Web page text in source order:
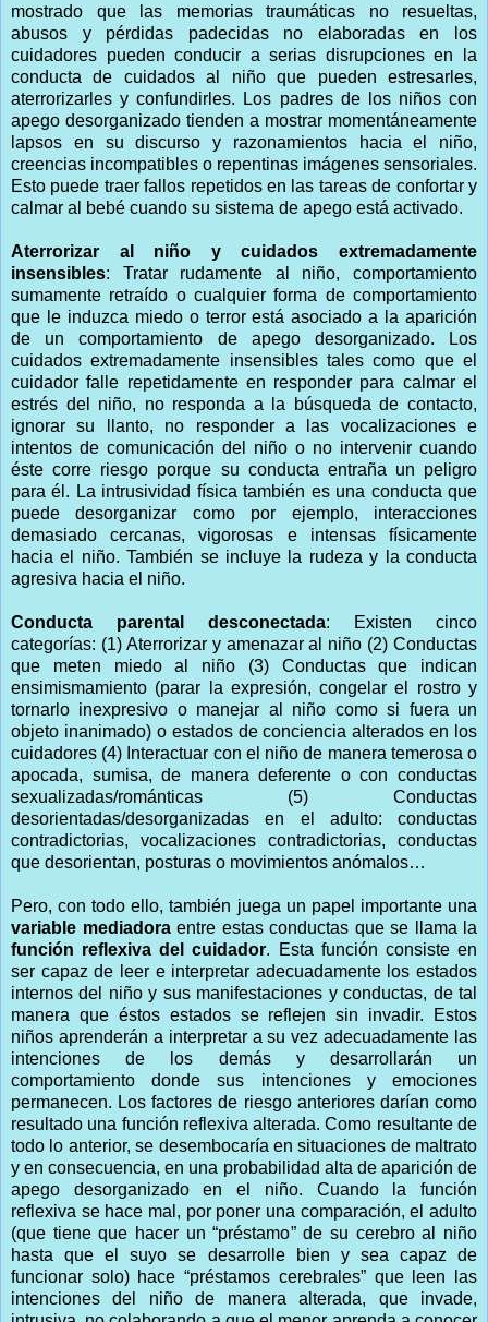
mostrado que las memorias traumáticas no resueltas,
abusos y pérdidas padecidas no elaboradas en los
cuidadores pueden conducir a serias disrupciones en la
conducta de cuidados al niño que pueden estresarles,
aterrorizarles y confundirles. Los padres de los niños con
apego desorganizado tienden a mostrar momentáneamente
lapsos en su discurso y razonamientos hacia el niño,
creencias incompatibles o repentinas imágenes sensoriales.
Esto puede traer fallos repetidos en las tareas de confortar y
calmar al bebé cuando su sistema de apego está activado.
Aterrorizar al niño y cuidados extremadamente
insensibles: Tratar rudamente al niño, comportamiento
sumamente retraído o cualquier forma de comportamiento
que le induzca miedo o terror está asociado a la aparición
de un comportamiento de apego desorganizado. Los
cuidados extremadamente insensibles tales como que el
cuidador falle repetidamente en responder para calmar el
estrés del niño, no responda a la búsqueda de contacto,
ignorar su llanto, no responder a las vocalizaciones e
intentos de comunicación del niño o no intervenir cuando
éste corre riesgo porque su conducta entraña un peligro
para él. La intrusividad física también es una conducta que
puede desorganizar como por ejemplo, interacciones
demasiado cercanas, vigorosas e intensas físicamente
hacia el niño. También se incluye la rudeza y la conducta
agresiva hacia el niño.
Conducta parental desconectada: Existen cinco
categorías: (1) Aterrorizar y amenazar al niño (2) Conductas
que meten miedo al niño (3) Conductas que indican
ensimismamiento (parar la expresión, congelar el rostro y
tornarlo inexpresivo o manejar al niño como si fuera un
objeto inanimado) o estados de conciencia alterados en los
cuidadores (4) Interactuar con el niño de manera temerosa o
apocada, sumisa, de manera deferente o con conductas
sexualizadas/románticas (5) Conductas
desorientadas/desorganizadas en el adulto: conductas
contradictorias, vocalizaciones contradictorias, conductas
que desorientan, posturas o movimientos anómalos…
Pero, con todo ello, también juega un papel importante una
variable mediadoraentre estas conductas que se llama la
función reflexiva del cuidador. Esta función consiste en
ser capaz de leer e interpretar adecuadamente los estados
internos del niño y sus manifestaciones y conductas, de tal
manera que éstos estados se reflejen sin invadir. Estos
niños aprenderán a interpretar a su vez adecuadamente las
intenciones de los demás y desarrollarán un
comportamiento donde sus intenciones y emociones
permanecen. Los factores de riesgo anteriores darían como
resultado una función reflexiva alterada. Como resultante de
todo lo anterior, se desembocaría en situaciones de maltrato
y en consecuencia, en una probabilidad alta de aparición de
apego desorganizado en el niño. Cuando la función
reflexiva se hace mal, por poner una comparación, el adulto
(que tiene que hacer un “préstamo” de su cerebro al niño
hasta que el suyo se desarrolle bien y sea capaz de
funcionar solo) hace “préstamos cerebrales” que leen las
intenciones del niño de manera alterada, que invade,